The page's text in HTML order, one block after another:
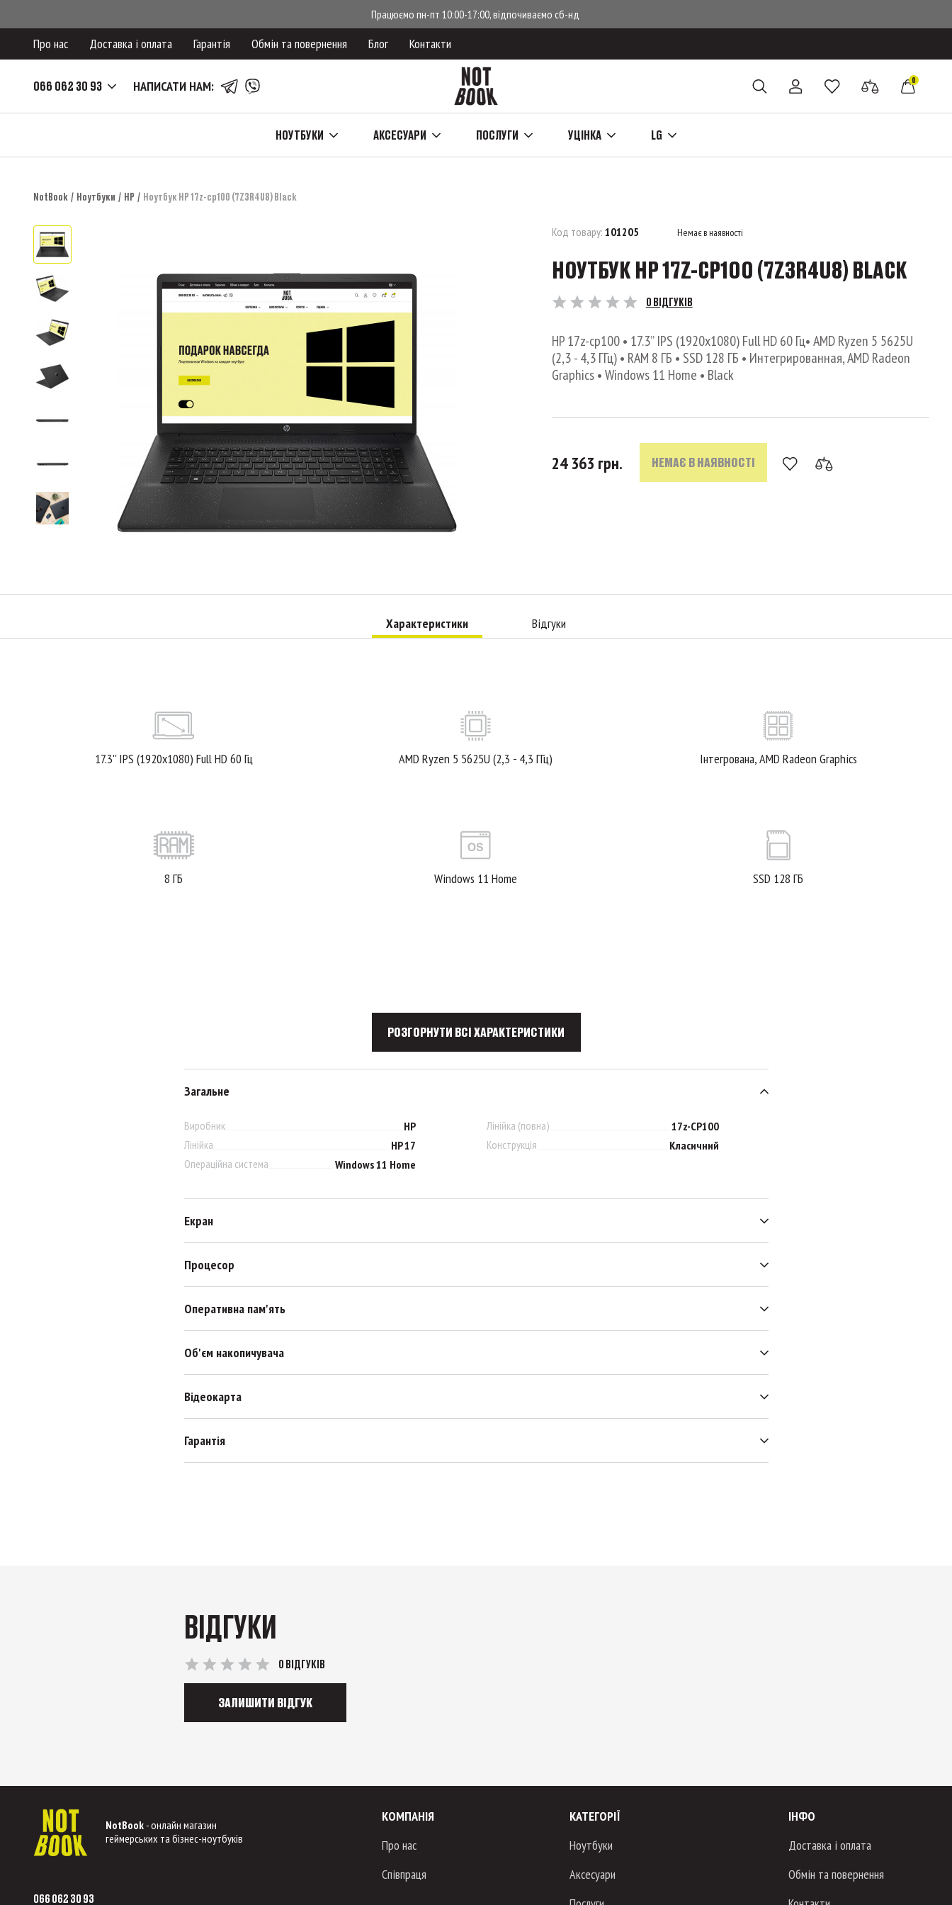
Працюємо пн-пт 10:00-17:00, відпочиваємо сб-нд
Про нас Доставка і оплата Гарантія Обмін та повернення Блог Контакти
066 062 30 93 НАПИСАТИ НАМ: 0
НОУТБУКИ АКСЕСУАРИ ПОСЛУГИ УЦІНКА LG
NotBook Ноутбуки HP Ноутбук HP 17z-cp100 (7Z3R4U8) Black
Код товару: 101205 Немає в наявності
НОУТБУК HP 17Z-CP100 (7Z3R4U8) BLACK
0 ВІДГУКІВ
HP 17z-cp100 • 17.3’’ IPS (1920x1080) Full HD 60 Гц• AMD Ryzen 5 5625U
(2,3 - 4,3 ГГц) • RAM 8 ГБ • SSD 128 ГБ • Интегрированная, AMD Radeon
Graphics • Windows 11 Home • Black
24 363 грн. НЕМАЄ В НАЯВНОСТІ
Характеристики Відгуки
17.3'' IPS (1920x1080) Full HD 60 Гц AMD Ryzen 5 5625U (2,3 - 4,3 ГГц) Інтегрована, AMD Radeon Graphics
8 ГБ Windows 11 Home SSD 128 ГБ
РОЗГОРНУТИ ВСІ ХАРАКТЕРИСТИКИ
Загальне
Виробник HP Лінійка (повна)
17z-CP100
Лінійка
HP 17 Конструкція
Класичний
Операційна система
Windows 11 Home
Екран
Процесор
Оперативна пам'ять
Об'єм накопичувача
Відеокарта
Гарантія
ВІДГУКИ
0 ВІДГУКІВ
ЗАЛИШИТИ ВІДГУК
NotBook - онлайн магазин
геймерських та бізнес-ноутбуків
066 062 30 93
КОМПАНІЯ
Про нас
Співпраця
КАТЕГОРІЇ
Ноутбуки
Аксесуари
ІНФО
Доставка і оплата
Обмін та повернення